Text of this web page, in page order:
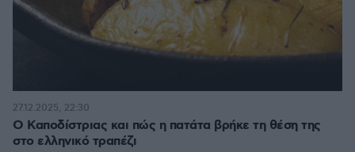
Ο Καποδίστριας και πώς η πατάτα βρήκε τη θέση της
στο ελληνικό τραπέζι
27.12.2025, 22:30